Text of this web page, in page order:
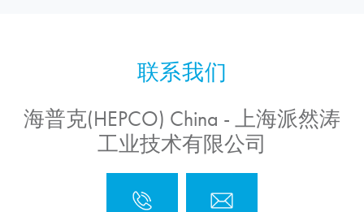
海普克(HEPCO) China - 上海派然涛
工业技术有限公司